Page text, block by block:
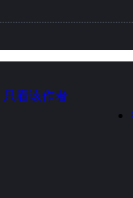
只看该作者